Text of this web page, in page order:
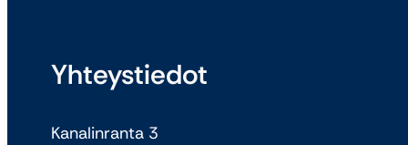
Yhteystiedot
Kanalinranta 3